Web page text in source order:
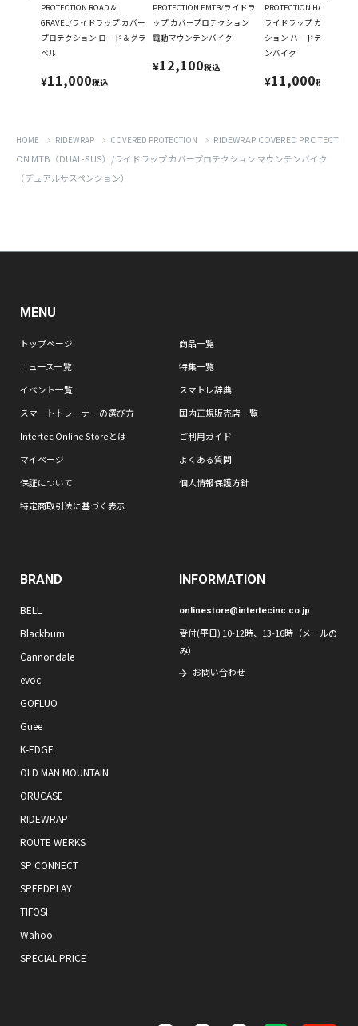
PROTECTION ROAD &
GRAVEL/ライドラップ カバー
プロテクション ロード＆グラ
ベル
¥11,000税込
PROTECTION EMTB/ライドラ
ップ カバープロテクション
電動マウンテンバイク
¥12,100税込
PROTECTION HARDTAIL
ライドラップ カバープロ
ション ハードテールマウ
ンバイク
¥11,000税込
HOME RIDEWRAP COVERED PROTECTION
RIDEWRAP COVERED PROTECTI
ON MTB（DUAL-SUS）/ライドラップ カバープロテクション マウンテンバイク
（デュアルサスペンション）
MENU
トップページ
商品一覧
ニュース一覧
特集一覧
イベント一覧
スマトレ辞典
スマートトレーナーの選び方
国内正規販売店一覧
Intertec Online Storeとは
ご利用ガイド
マイページ
よくある質問
保証について
個人情報保護方針
特定商取引法に基づく表示
BRAND
BELL
Blackburn
Cannondale
evoc
GOFLUO
Guee
K-EDGE
OLD MAN MOUNTAIN
ORUCASE
RIDEWRAP
ROUTE WERKS
SP CONNECT
SPEEDPLAY
TIFOSI
Wahoo
SPECIAL PRICE
INFORMATION
onlinestore@intertecinc.co.jp
受付(平日) 10-12時、13-16時（メールの
み）
お問い合わせ